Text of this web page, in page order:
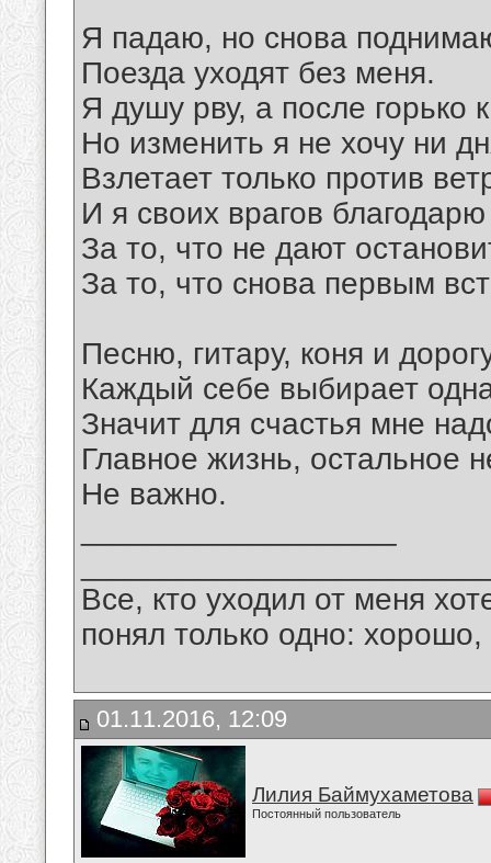
Я падаю, но снова
Поезда уходят без меня.
Я душу рву, а после горько
Но изменить я не хочу ни
Взлетает только против
И я своих врагов благодарю
За то, что не дают
За то, что снова первым
Песню, гитару, коня и
Каждый себе выбирает
Значит для счастья мне
Главное жизнь, остальное
Не важно.
Все, кто уходил от меня
понял только одно:
01.11.2016, 12:09
Лилия Баймухаметова
Постоянный пользователь